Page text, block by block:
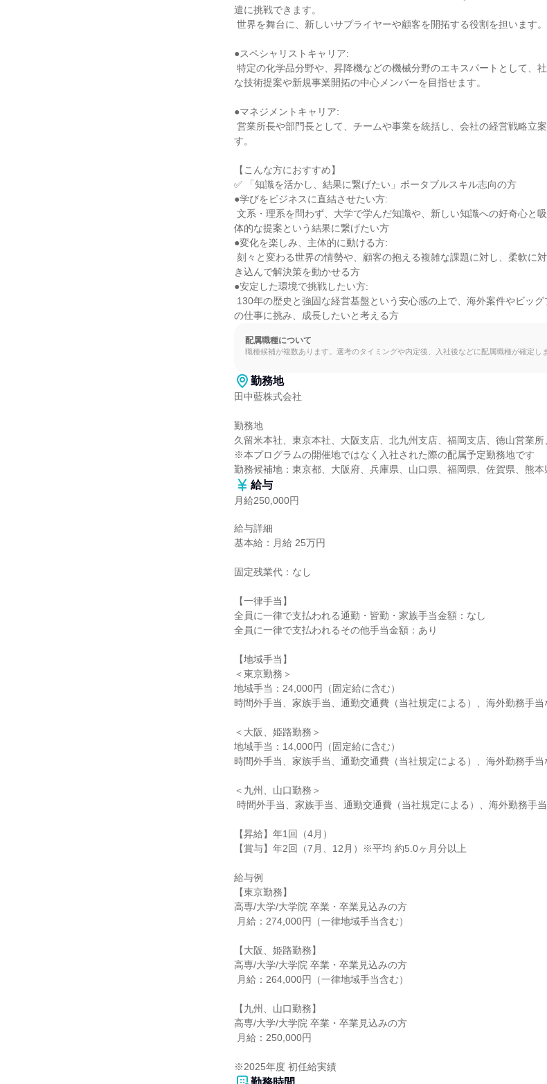
遣に挑戦できます。
●スペシャリストキャリア:
な技術提案や新規事業開拓の中心メンバーを目指せます。
●マネジメントキャリア:
す。
【こんな方におすすめ】
✅ 「知識を活かし、結果に繋げたい」ポータブルスキル志向の方
●学びをビジネスに直結させたい方:
体的な提案という結果に繋げたい方
●変化を楽しみ、主体的に動ける方:
き込んで解決策を動かせる方
●安定した環境で挑戦したい方:
の仕事に挑み、成長したいと考える方
配属職種について
職種候補が複数あります。選考のタイミングや内定後、入社後などに配属職種が確定し
勤務地
田中藍株式会社
勤務地
久留米本社、東京本社、大阪支店、北九州支店、福岡支店、徳山営業
※本プログラムの開催地ではなく入社された際の配属予定勤務地です
勤務候補地：東京都、大阪府、兵庫県、山口県、福岡県、佐賀県、熊本
給与
月給250,000円
給与詳細
基本給：月給 25万円
固定残業代：なし
【一律手当】
全員に一律で支払われる通勤・皆勤・家族手当金額：なし
全員に一律で支払われるその他手当金額：あり
【地域手当】
＜東京勤務＞
地域手当：24,000円（固定給に含む）
時間外手当、家族手当、通勤交通費（当社規定による）、海外勤務手当
＜大阪、姫路勤務＞
地域手当：14,000円（固定給に含む）
時間外手当、家族手当、通勤交通費（当社規定による）、海外勤務手当
＜九州、山口勤務＞
【昇給】年1回（4月）
【賞与】年2回（7月、12月）※平均 約5.0ヶ月分以上
給与例
【東京勤務】
高専/大学/大学院 卒業・卒業見込みの方
【大阪、姫路勤務】
高専/大学/大学院 卒業・卒業見込みの方
【九州、山口勤務】
高専/大学/大学院 卒業・卒業見込みの方
※2025年度 初任給実績